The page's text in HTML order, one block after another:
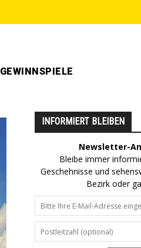
GEWINNSPIELE
INFORMIERT BLEIBEN
Newsletter-
Bleibe immer
Geschehnisse und
Bezirk oder